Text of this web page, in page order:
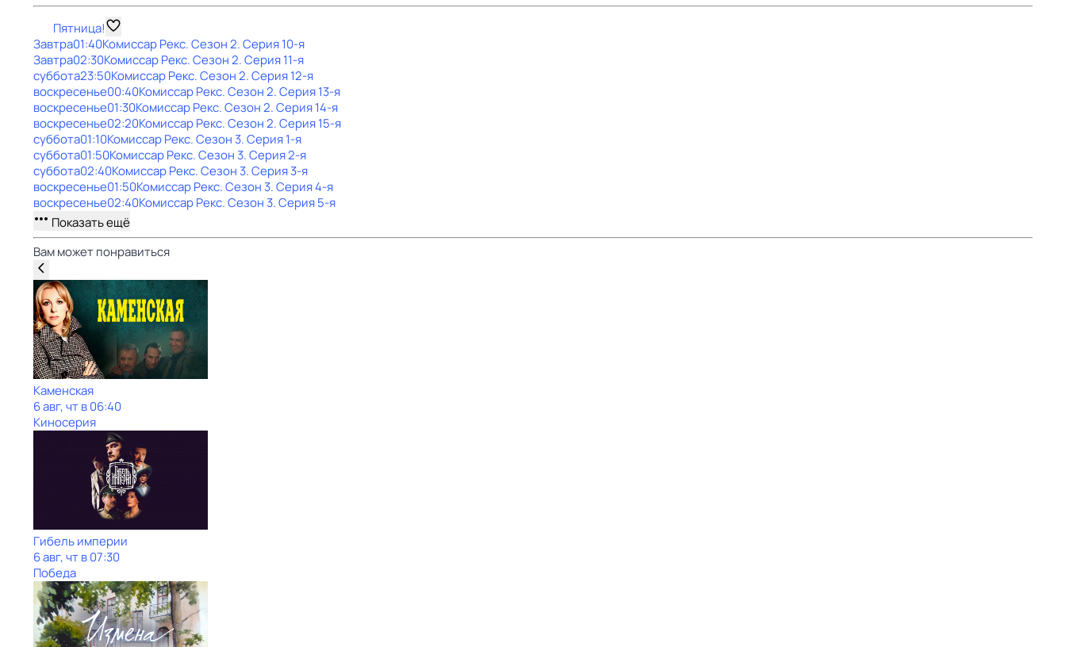
Пятница!
Завтра01:40Комиссар Рекс. Сезон 2. Серия 10-я
Завтра02:30Комиссар Рекс. Сезон 2. Серия 11-я
суббота23:50Комиссар Рекс. Сезон 2. Серия 12-я
воскресенье00:40Комиссар Рекс. Сезон 2. Серия 13-я
воскресенье01:30Комиссар Рекс. Сезон 2. Серия 14-я
воскресенье02:20Комиссар Рекс. Сезон 2. Серия 15-я
суббота01:10Комиссар Рекс. Сезон 3. Серия 1-я
суббота01:50Комиссар Рекс. Сезон 3. Серия 2-я
суббота02:40Комиссар Рекс. Сезон 3. Серия 3-я
воскресенье01:50Комиссар Рекс. Сезон 3. Серия 4-я
воскресенье02:40Комиссар Рекс. Сезон 3. Серия 5-я
Показать ещё
Вам может понравиться
Каменская
6 авг, чт в 06:40
Киносерия
Гибель империи
6 авг, чт в 07:30
Победа